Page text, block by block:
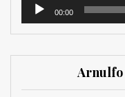
00:00
Arnulfo